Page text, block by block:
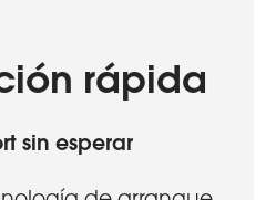
rápida
sin esperar